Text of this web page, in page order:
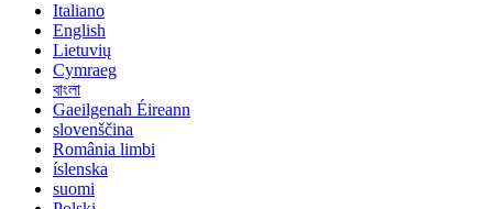
Italiano
English
Lietuvių
Cymraeg
বাংলা
Gaeilgenah Éireann
slovenščina
România limbi
íslenska
suomi